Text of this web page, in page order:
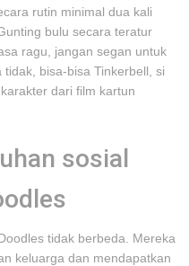
rutin minimal dua kali
bulu secara teratur
ragu, jangan segan untuk
bisa-bisa Tinkerbell, si
dari film kartun
sosial
tidak berbeda. Mereka
keluarga dan mendapatkan